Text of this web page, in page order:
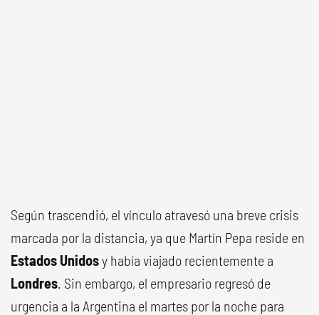
Según trascendió, el vínculo atravesó una breve crisis
marcada por la distancia, ya que Martín Pepa reside en
Estados Unidosy había viajado recientemente a
Londres. Sin embargo, el empresario regresó de
urgencia a la Argentina el martes por la noche para